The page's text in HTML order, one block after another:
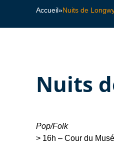
Accueil»Nuits de
Nuits
Pop/Folk
> 16h – Cour du